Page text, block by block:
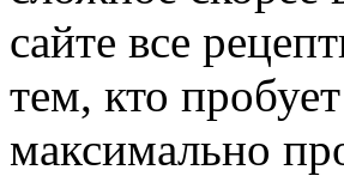
сайте все
тем, кто
максимально